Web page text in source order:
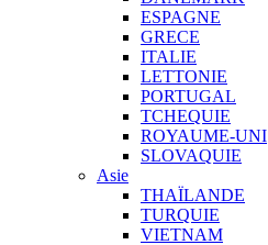
ESPAGNE
GRECE
ITALIE
LETTONIE
PORTUGAL
TCHEQUIE
ROYAUME-UNI
SLOVAQUIE
Asie
THAÏLANDE
TURQUIE
VIETNAM